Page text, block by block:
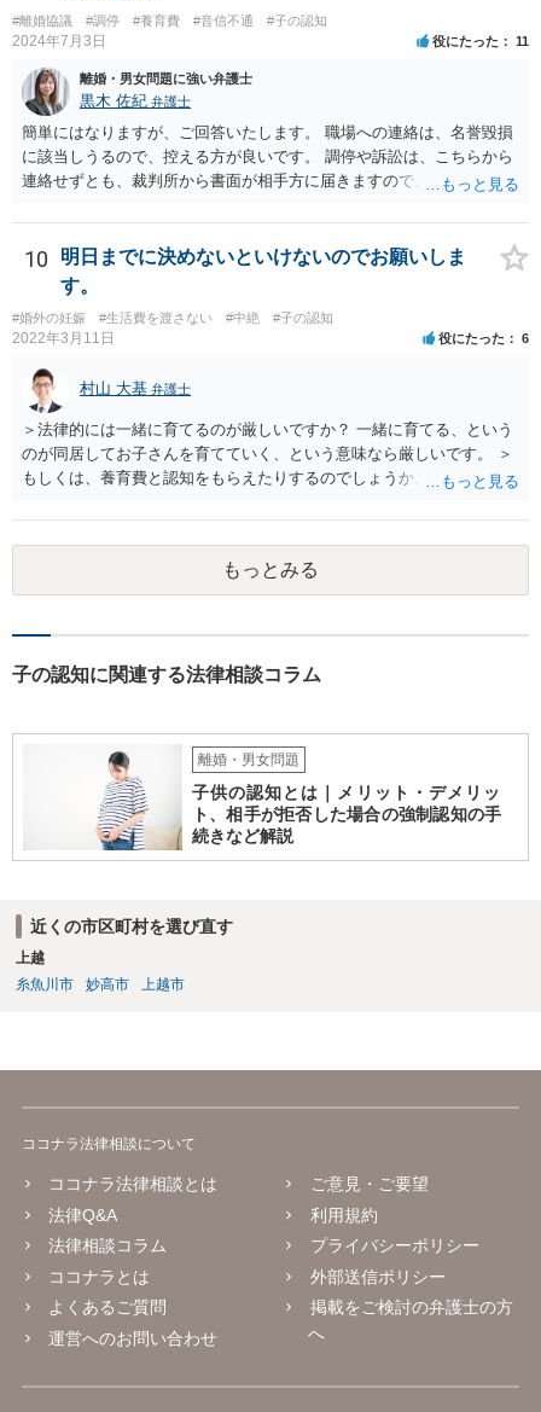
#離婚協議 #調停 #養育費 #音信不通 #子の認知
2024年7月3日 役にたった 11
離婚・男女問題に強い弁護士
黒木 佐紀 弁護士
簡単にはなりますが、ご回答いたします。 職場への連絡は、名誉毀損
に該当しうるので、控える方が良いです。 調停や訴訟は、こちらから
連絡せずとも、裁判所から書面が相手方に届きますので、連絡不要で
いのであれば、調停や訴訟をするしかないかと思います。
10
明日までに決めないといけないのでお願いしま
す。
#婚外の妊娠 #生活費を渡さない #中絶 #子の認知
2022年3月11日 役にたった 6
村山 大基 弁護士
＞法律的には一緒に育てるのが厳しいですか？ 一緒に育てる、という
のが同居してお子さんを育てていく、という意味なら厳しいです。 ＞
もしくは、養育費と認知をもらえたりするのでしょうか、 相手が認知
す。 また、認知されたことを前提に、父親として子を養う義務があり
ますので、 養育費を請求できます。 ただ、極端な話相手に収入がなか
ったり、行方不明だったりすると、実際上の回収が難しい可能性はあ
ります。
もっとみる
子の認知に関連する法律相談コラム
離婚・男女問題
子供の認知とは｜メリット・デメリッ
ト、相手が拒否した場合の強制認知の手
続きなど解説
近くの市区町村を選び直す
上越
糸魚川市
妙高市 上越市
ココナラ法律相談について
ココナラ法律相談とは
法律Q&A
法律相談コラム
ココナラとは
よくあるご質問
運営へのお問い合わせ
ご意見・ご要望
利用規約
プライバシーポリシー
外部送信ポリシー
掲載をご検討の弁護士の方
へ